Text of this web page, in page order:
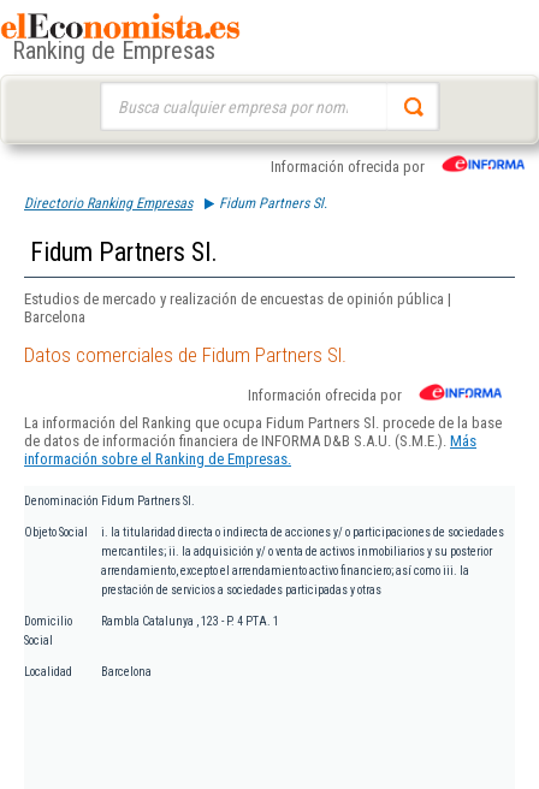
Ranking de Empresas
Información ofrecida por
Directorio Ranking Empresas Fidum Partners Sl.
Fidum Partners Sl.
Estudios de mercado y realización de encuestas de opinión pública |
Barcelona
Datos comerciales de Fidum Partners Sl.
Información ofrecida por
La información del Ranking que ocupa Fidum Partners Sl. procede de la base
de datos de información financiera de INFORMA D&B S.A.U. (S.M.E.). Más
información sobre el Ranking de Empresas.
Denominación Fidum Partners Sl.
Objeto Social
i. la titularidad directa o indirecta de acciones y/ o participaciones de sociedades
mercantiles; ii. la adquisición y/ o venta de activos inmobiliarios y su posterior
arrendamiento, excepto el arrendamiento activo financiero; así como iii. la
prestación de servicios a sociedades participadas y otras
Domicilio
Social
Rambla Catalunya , 123 - P. 4 PTA. 1
Localidad Barcelona